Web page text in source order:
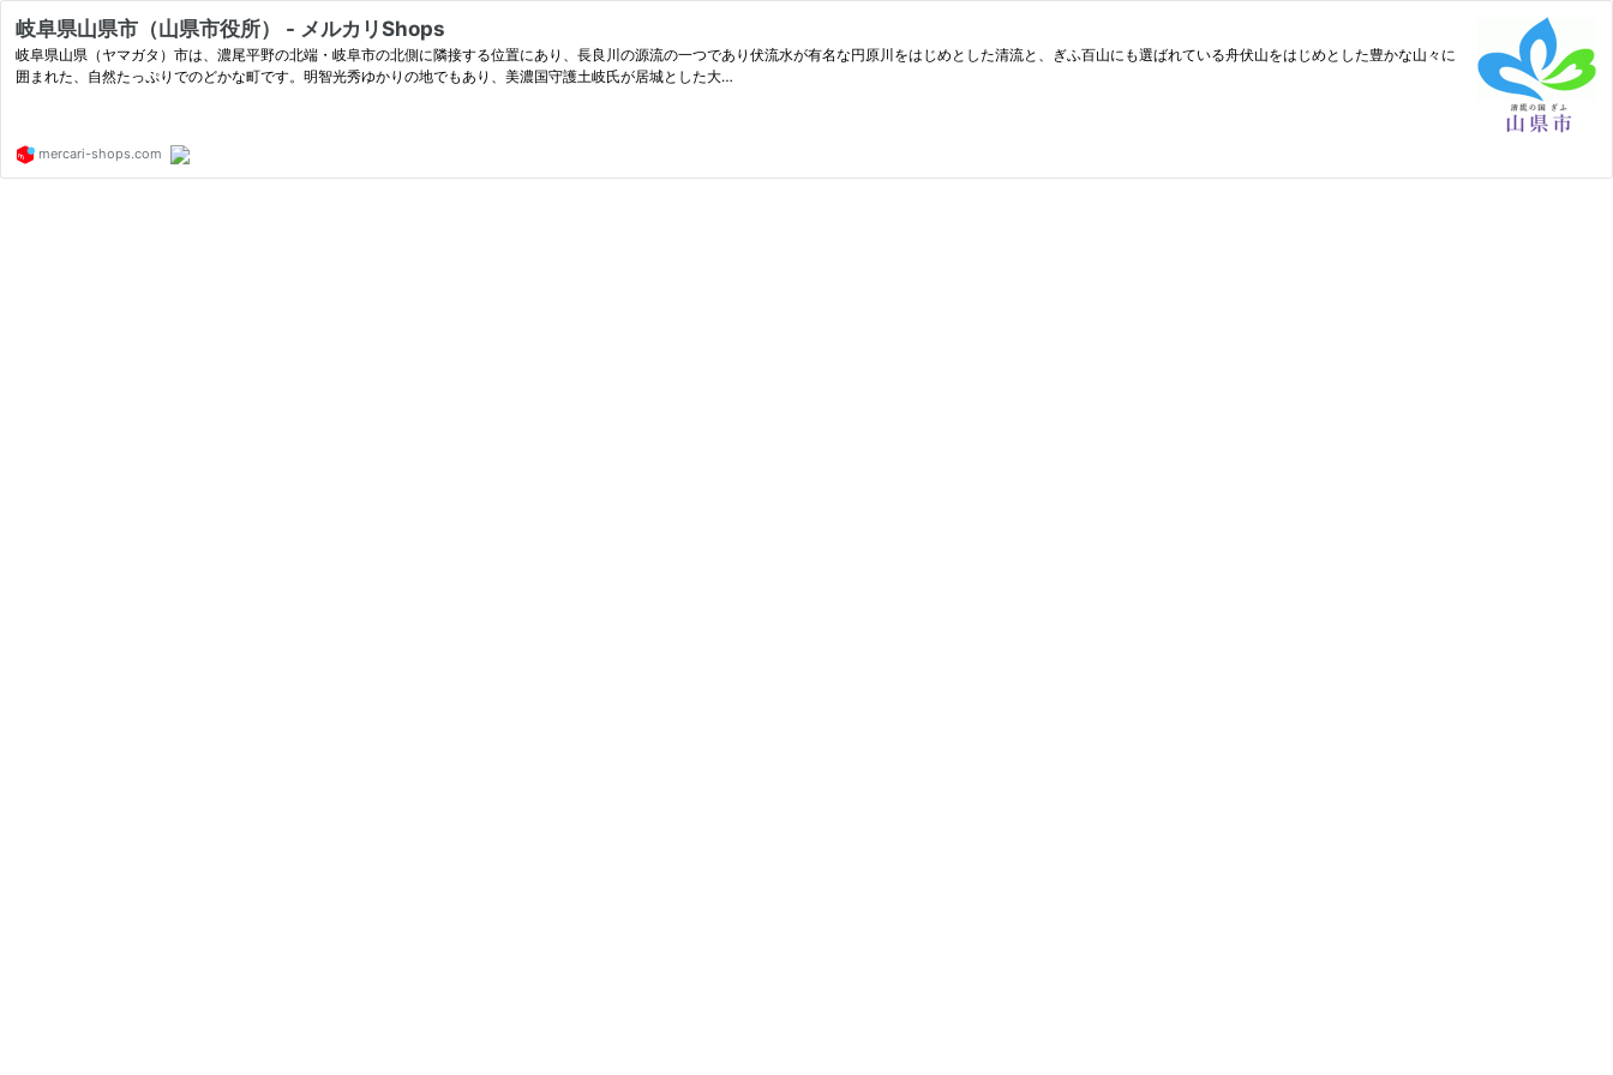
岐阜県山県市（山県市役所） - メルカリShops
岐阜県山県（ヤマガタ）市は、濃尾平野の北端・岐阜市の北側に隣接する位置にあり、長良川の源流の一つであり伏流水が有名な円原川をはじめとした清流と、ぎふ百山にも選ばれている舟伏山をはじめとした豊かな山々に
囲まれた、自然たっぷりでのどかな町です。明智光秀ゆかりの地でもあり、美濃国守護土岐氏が居城とした大…
mercari-shops.com